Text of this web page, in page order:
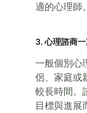
適的心理師。
3. 心理諮商
一般個別心
侶、家庭或
較長時間。
目標與進展